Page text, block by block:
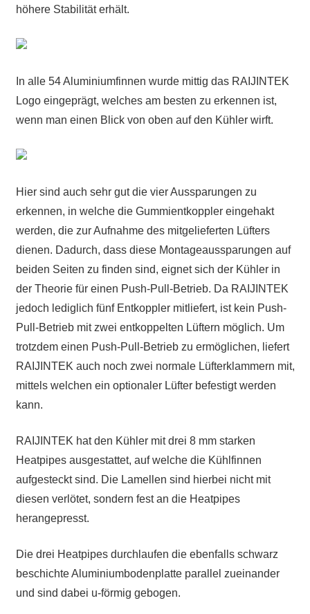
höhere Stabilität erhält.
In alle 54 Aluminiumfinnen wurde mittig das RAIJINTEK
Logo eingeprägt, welches am besten zu erkennen ist,
wenn man einen Blick von oben auf den Kühler wirft.
Hier sind auch sehr gut die vier Aussparungen zu
erkennen, in welche die Gummientkoppler eingehakt
werden, die zur Aufnahme des mitgelieferten Lüfters
dienen. Dadurch, dass diese Montageaussparungen auf
beiden Seiten zu finden sind, eignet sich der Kühler in
der Theorie für einen Push-Pull-Betrieb. Da RAIJINTEK
jedoch lediglich fünf Entkoppler mitliefert, ist kein Push-
Pull-Betrieb mit zwei entkoppelten Lüftern möglich. Um
trotzdem einen Push-Pull-Betrieb zu ermöglichen, liefert
RAIJINTEK auch noch zwei normale Lüfterklammern mit,
mittels welchen ein optionaler Lüfter befestigt werden
kann.
RAIJINTEK hat den Kühler mit drei 8 mm starken
Heatpipes ausgestattet, auf welche die Kühlfinnen
aufgesteckt sind. Die Lamellen sind hierbei nicht mit
diesen verlötet, sondern fest an die Heatpipes
herangepresst.
Die drei Heatpipes durchlaufen die ebenfalls schwarz
beschichte Aluminiumbodenplatte parallel zueinander
und sind dabei u-förmig gebogen.